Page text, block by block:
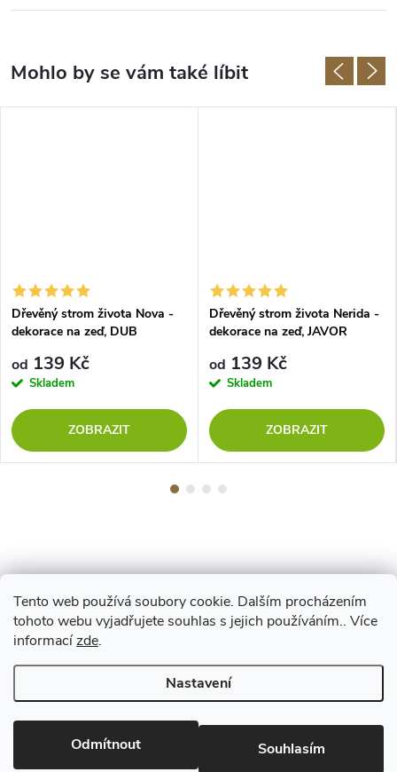
Tento web používá soubory cookie. Dalším procházením
tohoto webu vyjadřujete souhlas s jejich používáním.. Více
informacízde.
Nastavení
Odmítnout Souhlasím
Dřevěný strom života Nova -
dekorace na zeď, DUB
od 139 Kč
Skladem
ZOBRAZIT
Dřevěný strom života Nerida -
dekorace na zeď, JAVOR
od 139 Kč
Skladem
ZOBRAZIT
Z
á
p
a
Copyright 2026www.vyrejeme.cz. Všechna práva vyhrazena.Upravit
nastavení cookies